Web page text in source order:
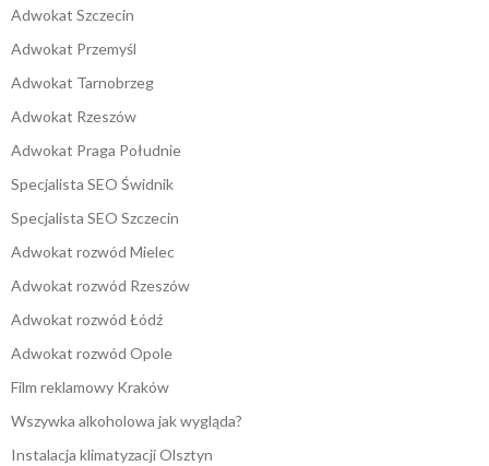
Adwokat Szczecin
Adwokat Przemyśl
Adwokat Tarnobrzeg
Adwokat Rzeszów
Adwokat Praga Południe
Specjalista SEO Świdnik
Specjalista SEO Szczecin
Adwokat rozwód Mielec
Adwokat rozwód Rzeszów
Adwokat rozwód Łódź
Adwokat rozwód Opole
Film reklamowy Kraków
Wszywka alkoholowa jak wygląda?
Instalacja klimatyzacji Olsztyn